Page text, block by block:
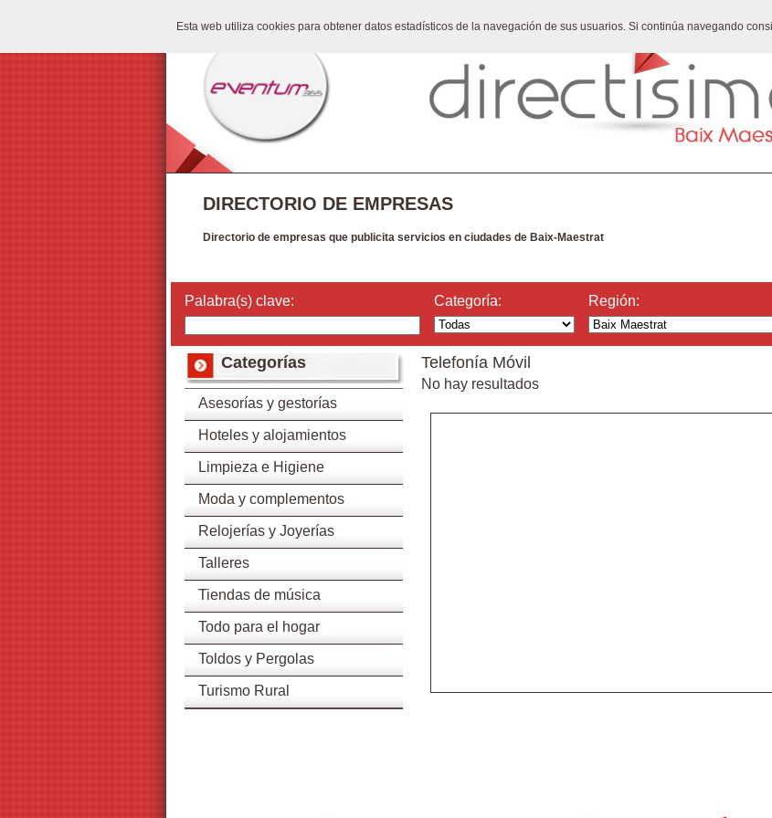
Esta web utiliza cookies para obtener datos estadísticos de la navegación de sus usuarios. Si continúa navegando
DIRECTORIO DE EMPRESAS
Directorio de empresas que publicita servicios en ciudades de Baix-Maestrat
Palabra(s) clave: Categoría: Región:
Categorías
Asesorías y gestorías
Hoteles y alojamientos
Limpieza e Higiene
Moda y complementos
Relojerías y Joyerías
Talleres
Tiendas de música
Todo para el hogar
Toldos y Pergolas
Turismo Rural
Telefonía Móvil
No hay resultados